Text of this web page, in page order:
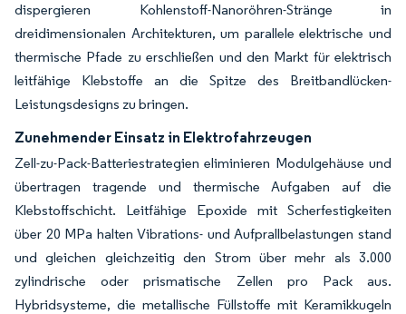
dispergieren Kohlenstoff-Nanoröhren-Stränge in
dreidimensionalen Architekturen, um parallele elektrische und
thermische Pfade zu erschließen und den Markt für elektrisch
leitfähige Klebstoffe an die Spitze des Breitbandlücken-
Leistungsdesigns zu bringen.
Zunehmender Einsatz in Elektrofahrzeugen
Zell-zu-Pack-Batteriestrategien eliminieren Modulgehäuse und
übertragen tragende und thermische Aufgaben auf die
Klebstoffschicht. Leitfähige Epoxide mit Scherfestigkeiten
über 20 MPa halten Vibrations- und Aufprallbelastungen stand
und gleichen gleichzeitig den Strom über mehr als 3.000
zylindrische oder prismatische Zellen pro Pack aus.
Hybridsysteme, die metallische Füllstoffe mit Keramikkugeln